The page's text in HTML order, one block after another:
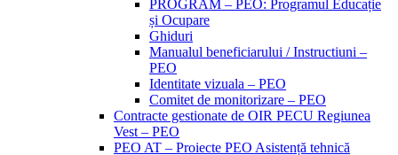
PROGRAM – PEO: Programul Educație
și Ocupare
Ghiduri
Manualul beneficiarului / Instructiuni –
PEO
Identitate vizuala – PEO
Comitet de monitorizare – PEO
Contracte gestionate de OIR PECU Regiunea
Vest – PEO
PEO AT – Proiecte PEO Asistență tehnică